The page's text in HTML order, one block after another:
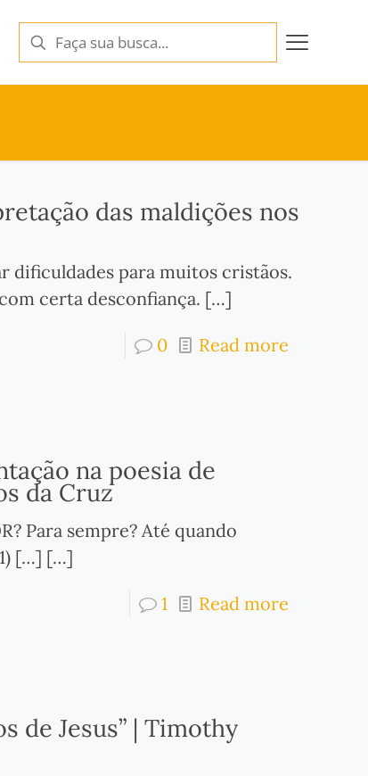
das maldições nos
dificuldades para mui­tos cristãos.
certa desconfiança. […]
0 Read more
na poesia de
da Cruz
Para sempre? Até quando
[…] […]
1 Read more
de Jesus” | Timothy